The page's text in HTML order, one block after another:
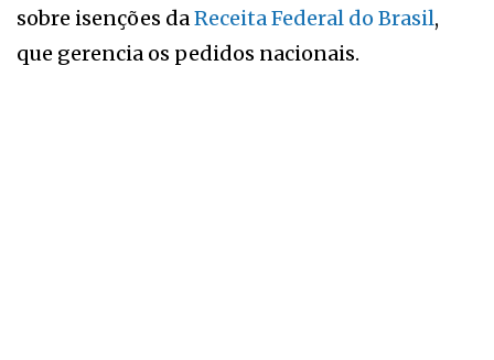
sobre isenções da Receita Federal do Brasil,
que gerencia os pedidos nacionais.